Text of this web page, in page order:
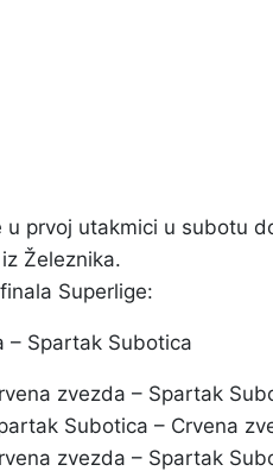
u prvoj utakmici u subotu
Železnika.
Superlige:
– Spartak Subotica
zvezda – Spartak
Subotica – Crvena
zvezda – Spartak